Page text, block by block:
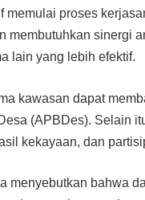
memulai proses
membutuhkan sinergi
lain yang lebih efektif.
kawasan dapat
(APBDes). Selain
kekayaan, dan
menyebutkan bahwa